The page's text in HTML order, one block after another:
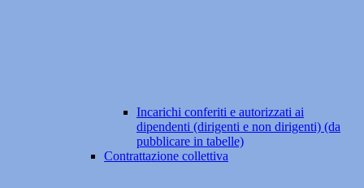
Incarichi conferiti e autorizzati ai
dipendenti (dirigenti e non dirigenti) (da
pubblicare in tabelle)
Contrattazione collettiva